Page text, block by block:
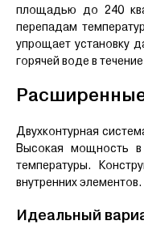
площадью до 240
перепадам
упрощает установку
горячей воде в
Двухконтурная
Высокая мощность в
температуры.
внутренних
Идеальный